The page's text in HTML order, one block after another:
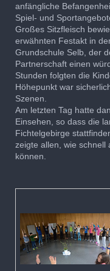
anfängliche
Spiel- und
Großes Sitzfleisch
erwähnten Festakt in
Grundschule Selb, der
Partnerschaft einen
Stunden folgten die
Höhepunkt war
Szenen.
Am letzten Tag hatte
Einsehen, so dass die
Fichtelgebirge
zeigte allen, wie schnell
können.